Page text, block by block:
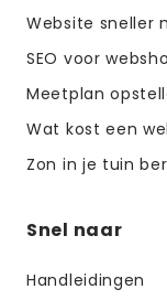
Website sneller
SEO voor
Meetplan
Wat kost een
Zon in je tuin
Snel naar
Handleidingen